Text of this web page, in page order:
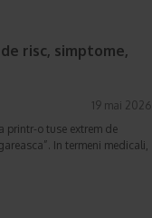
risc, simptome,
19 mai 2026
printr-o tuse extrem de
In termeni medicali,